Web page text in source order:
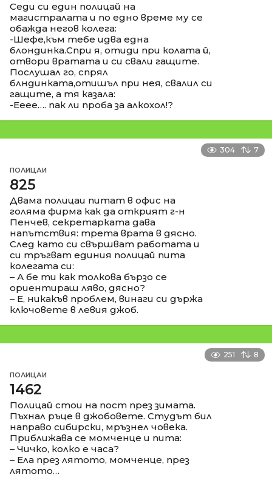
Седи си един полицай на
магистралата и по едно време му се
обажда негов колега:
-Шефе,към тебе идва една
блондинка.Спри я, отиди при колата й,
отвори вратата и си свали гащите.
Послушал го, спрял
блндинката,отишъл при нея, свалил си
гащите, а тя казала:
-Ееее…. пак ли проба за алкохол!?
304 7
ПОЛИЦАИ
825
Двама полицаи питат в офис на
голяма фирма как да открият г-н
Пенчев, секретарката дава
напътствия: трета врата в дясно.
След като си свършват работата и
си тръгват единия полицай пита
колегата си:
– А бе ти как толкова бързо се
ориентираш ляво, дясно?
– Е, никакъв проблем, винаги си държа
ключовете в левия джоб.
251 8
ПОЛИЦАИ
1462
Полицай стои на пост през зимата.
Пъхнал ръце в джобовете. Студът бил
направо сибирски, мръзнел човека.
Приближава се момченце и пита:
– Чичко, колко е часа?
– Ела през лятото, момченце, през
лятото…